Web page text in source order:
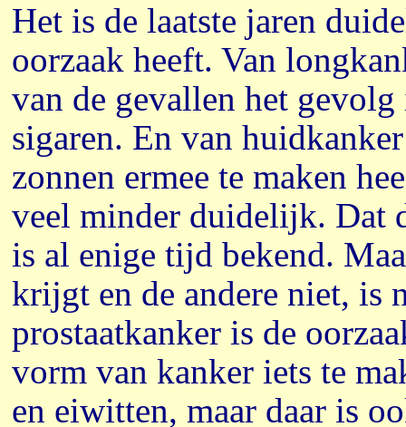
Het is de laatste jaren
oorzaak heeft. Van
van de gevallen het
sigaren. En van
zonnen ermee te maken
veel minder duidelijk. Dat
is al enige tijd bekend.
krijgt en de andere niet, is
prostaatkanker is de
vorm van kanker iets te
en eiwitten, maar daar is